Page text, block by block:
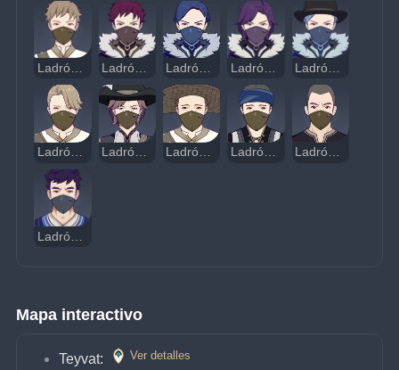
Ladrón de Tesoros - Mozo Ladrón de Tesoros - Ballestero Ladrón de Tesoros - Asaltante de Tumbas Ladrón de Tesoros - Grumete Ladrón de Tesoros - Boxeador
Mapa interactivo
Teyvat: Ver detalles